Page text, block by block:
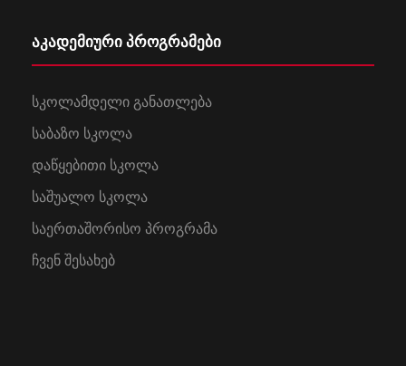
აკადემიური პროგრამები
სკოლამდელი განათლება
საბაზო სკოლა
დაწყებითი სკოლა
საშუალო სკოლა
საერთაშორისო პროგრამა
ჩვენ შესახებ